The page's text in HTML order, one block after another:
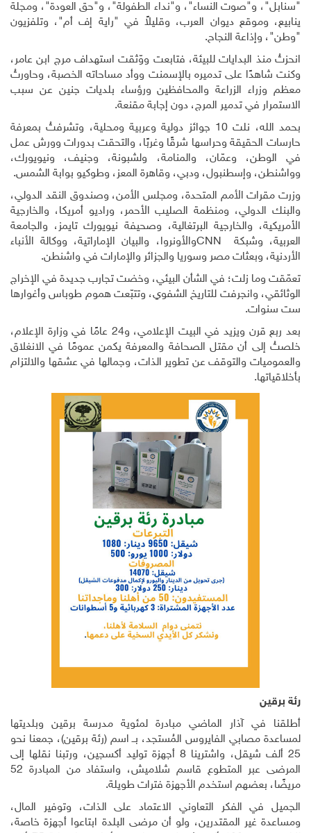
"سنابل"، و"صوت النساء"، و"نداء الطفولة"، و"حق العودة"، ومجلة
ينابيع، وموقع ديوان العرب، وقليلاً في "راية إف أم"، وتلفزيون
"وطن"، وإذاعة النجاح.
انحزتُ منذ البدايات للبيئة، فتابعت ووّثقت استهداف مرج ابن عامر،
وكنت شاهدًا على تدميره بالإسمنت ووأد مساحاته الخصبة، وحاورتُ
معظم وزراء الزراعة والمحافظين ورؤساء بلديات جنين عن سبب
الاستمرار في تدمير المرج، دون إجابة مقنعة.
بحمد الله، نلت 10 جوائز دولية وعربية ومحلية، وتشرفتُ بمعرفة
حارسات الحقيقة وحراسها شرقًا وغربًا، والتحقت بدورات وورش عمل
في الوطن، وعمّان، والمنامة، ولشبونة، وجنيف، ونيويورك،
وواشنطن، وإسطنبول، ودبي، وقاهرة المعز، وطوكيو بوابة الشمس.
وزرت مقرات الأمم المتحدة، ومجلس الأمن، وصندوق النقد الدولي،
والبنك الدولي، ومنظمة الصليب الأحمر، وراديو أمريكا، والخارجية
الأمريكية، والخارجية البرتغالية، وصحيفة نيويورك تايمز، والجامعة
العربية، وشبكة
CNNوالأونروا، والبيان الإماراتية، ووكالة الأنباء
الأردنية، وبعثات مصر وسوريا والجزائر والإمارات في واشنطن.
تعمّقت وما زلت؛ في الشأن البيئي، وخضت تجارب جديدة في الإخراج
الوثائقي، وانجرفت للتاريخ الشفوي، وتتبّعت هموم طوباس وأغوارها
ست سنوات.
بعد ربع قرن ويزيد في البيت الإعلامي، و24 عامًا في وزارة الإعلام،
خلصتُ إلى أن مقتل الصحافة والمعرفة يكمن عمومًا في الانغلاق
والعموميات والتوقف عن تطوير الذات، وجمالها في عشقها والالتزام
بأخلاقياتها.
رئة برقين
أطلقنا في آذار الماضي مبادرة لمئوية مدرسة برقين وبلديتها
لمساعدة مصابي الفايروس المُستجد، بــ اسم (رئة برقين)، جمعنا نحو
25 ألف شيقل، واشترينا 8 أجهزة توليد أكسجين، ورتبنا نقلها إلى
المرضى عبر المتطوع قاسم شلاميش، واستفاد من المبادرة 52
مريضًا، بعضهم استخدم الأجهزة فترات طويلة.
الجميل في الفكر التعاوني الاعتماد على الذات، وتوفير المال،
ومساعدة غير المقتدرين، ولو أن مرضى البلدة ابتاعوا أجهزة خاصة،